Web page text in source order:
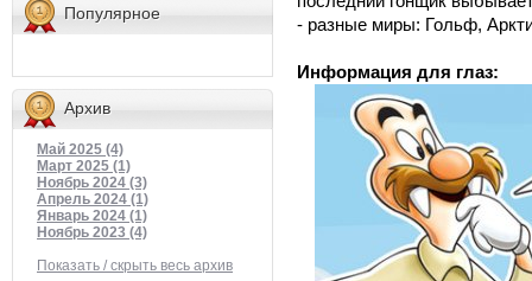
Популярное
Архив
Май 2025 (4)
Март 2025 (1)
Ноябрь 2024 (3)
Апрель 2024 (1)
Январь 2024 (1)
Ноябрь 2023 (4)
Показать / скрыть весь архив
- разные миры: Гольф,
Информация для глаз: